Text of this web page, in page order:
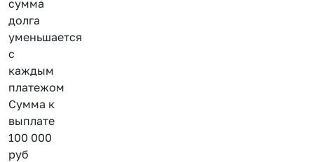
сумма
долга
уменьшается
с
каждым
платежом
Сумма к
выплате
100 000
руб